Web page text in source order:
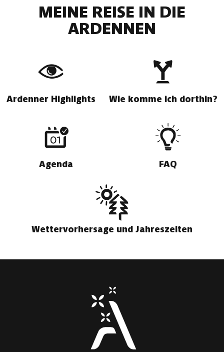
MEINE REISE IN DIE
ARDENNEN
Ardenner Highlights Wie komme ich dorthin?
Agenda FAQ
Wettervorhersage und Jahreszeiten